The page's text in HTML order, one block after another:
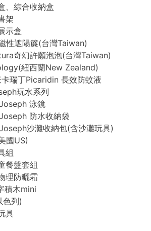
、綜合收納盒
架
示盒
性遮陽簾(台灣Taiwan)
奇幻許願泡泡(台灣Taiwan)
紐西蘭New Zealand)
瑞丁Picaridin 長效防蚊液
玩水系列
泳鏡
防水收納袋
沙灘收納包(含沙灘玩具)
國US)
組
餐盤套組
理防曬霜
積木mini
列)
具